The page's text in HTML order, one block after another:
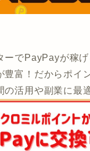
ーでPayPayが稼げ
豊富！だからポイ
の活用や副業に最